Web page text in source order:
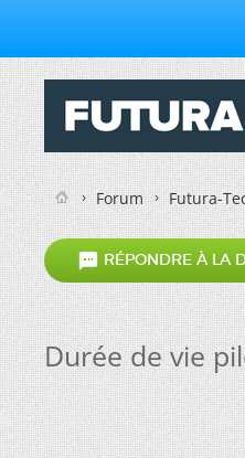
Forum Futura-
 RÉPONDRE À LA
Durée de vie